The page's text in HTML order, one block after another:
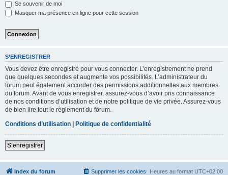
Se souvenir de moi
Masquer ma présence en ligne pour cette session
S’ENREGISTRER
Vous devez être enregistré pour vous connecter. L’enregistrement ne prend
que quelques secondes et augmente vos possibilités. L’administrateur du
forum peut également accorder des permissions additionnelles aux membres
du forum. Avant de vous enregistrer, assurez-vous d’avoir pris connaissance
de nos conditions d’utilisation et de notre politique de vie privée. Assurez-vous
de bien lire tout le règlement du forum.
Conditions d’utilisation | Politique de confidentialité
S’enregistrer
Index du forum Heures au format UTC+02:00
Supprimer les cookies